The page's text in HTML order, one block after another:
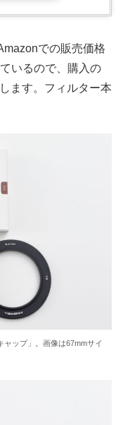
での販売価格
いるので、購入の
ます。フィルター本
ャップ」。画像は67mmサイ